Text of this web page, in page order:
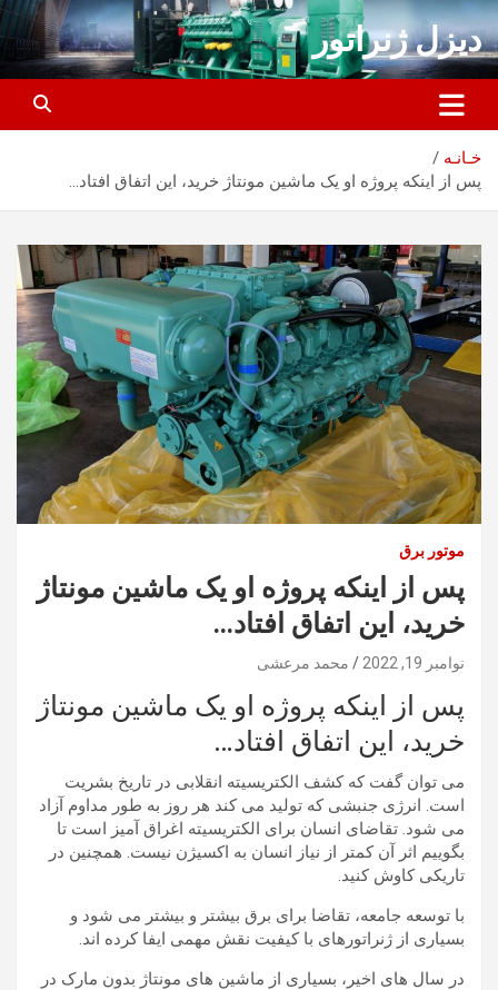
به
محتوا
برویددیزل ژنراتور
خـانـه
پس از اینکه پروژه او یک ماشین مونتاژ خرید، این اتفاق افتاد…
موتور برق
پس از اینکه پروژه او یک ماشین مونتاژ
خرید، این اتفاق افتاد…
نوامبر 19, 2022 محمد مرعشی
پس از اینکه پروژه او یک ماشین مونتاژ
خرید، این اتفاق افتاد…
می توان گفت که کشف الکتریسیته انقلابی در تاریخ بشریت
است. انرژی جنبشی که تولید می کند هر روز به طور مداوم آزاد
می شود. تقاضای انسان برای الکتریسیته اغراق آمیز است تا
بگوییم اثر آن کمتر از نیاز انسان به اکسیژن نیست. همچنین در
تاریکی کاوش کنید.
با توسعه جامعه، تقاضا برای برق بیشتر و بیشتر می شود و
بسیاری از ژنراتورهای با کیفیت نقش مهمی ایفا کرده اند.
در سال های اخیر، بسیاری از ماشین های مونتاژ بدون مارک در